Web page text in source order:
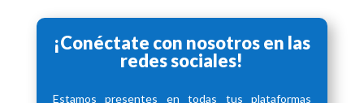
¡Conéctate con nosotros en las
redes sociales!
Estamos presentes en todas tus plataformas